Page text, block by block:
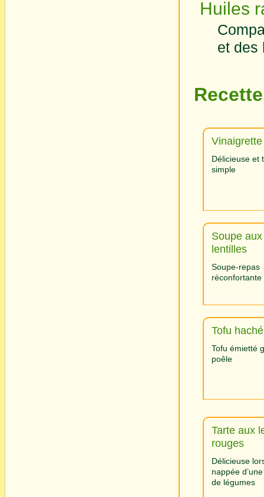
Huiles
et des
Délicieuse et
simple
Soupe aux
lentilles
Soupe-repas
réconfortante
Tofu haché
Tofu émietté
poêle
Tarte aux
rouges
Délicieuse
nappée
de légumes